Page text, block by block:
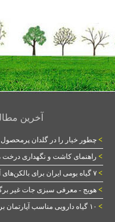
آخرین
> چطور خیار را در گلدان پرمحصول
> راهنمای کاشت و نگهداری درخت
> ۷ گیاه بومی ایران برای بالکن‌های آفتاب‌گیر؛ کم‌توقع و مقاوم
> هویج - معرفی سبزی جات غیر
> ۱۰ گیاه دارویی مناسب آپارتمان برای کاهش استرس و بهبود خواب